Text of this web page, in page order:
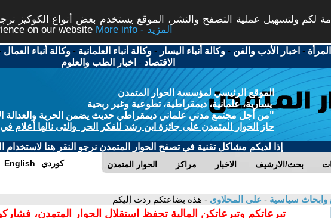
لكم ولتسهيل عملية التصفح والنشر، الموقع يستخدم بعض أنواع الكوكيز
on our website
More info - المزيد
- اخبار الأدب والفن -وكالة أنباء اليسار -وكالة أنباء العلمانية -وكالة أنباء العمال
الاقتصاد - اخبار الطب والعلوم
الموقع الرئيسي لمؤسسة الحوار المتمدن
يسارية، علمانية، ديمقراطية، تطوعية وغير ربحية
"من أجل مجتمع مدني علماني ديمقراطي حديث يضمن الحرية والعدالة
حاز الحوار المتمدن على جائزة ابن رشد للفكر الحر والتى نالها أعلام في
إذا لديكم مشاكل تقنية في تصفح الحوار المتمدن نرجو النقر هنا لاستخدام
الحوار المتمدن مراكز الاخبار بحث/الارشيف English كوردي
وابحاث سياسية - على المحلاوى - هذه بضاعتكم ردت إليكم
تبرعاتكم وتبرعاتكن المالية تحفظ استقلال الحوار المتمدن،